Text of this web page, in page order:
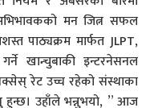
मन जित्न सफल
पाठ्यक्रम मार्फत JLPT,
खान्चुबाकी इन्टरनेसनल
रेट उच्च रहेको संस्थाका
हुन्छ। उहाँले भन्नुभयो, ” आज